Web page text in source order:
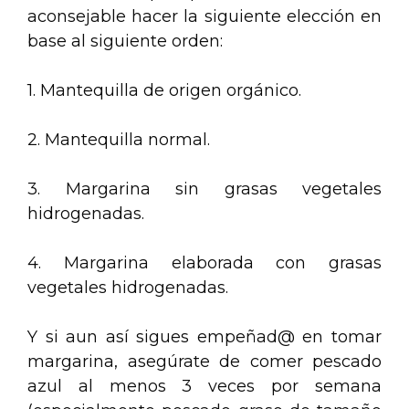
aconsejable hacer la siguiente elección en
base al siguiente orden:
1. Mantequilla de origen orgánico.
2. Mantequilla normal.
3. Margarina sin grasas vegetales
hidrogenadas.
4. Margarina elaborada con grasas
vegetales hidrogenadas.
Y si aun así sigues empeñad@ en tomar
margarina, asegúrate de comer pescado
azul al menos 3 veces por semana